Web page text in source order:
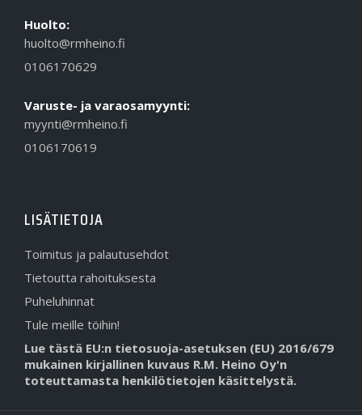
Huolto:
huolto@rmheino.fi
0106170629
Varuste- ja varaosamyynti:
myynti@rmheino.fi
0106170619
LISÄTIETOJA
Toimitus ja palautusehdot
Tietoutta rahoituksesta
Puheluhinnat
Tule meille töihin!
Lue tästä EU:n tietosuoja-asetuksen (EU) 2016/679
mukainen kirjallinen kuvaus R.M. Heino Oy'n
toteuttamasta henkilötietojen käsittelystä.